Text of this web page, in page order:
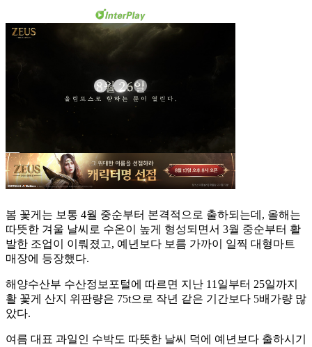
봄 꽃게는 보통 4월 중순부터 본격적으로 출하되는데, 올해는
따뜻한 겨울 날씨로 수온이 높게 형성되면서 3월 중순부터 활
발한 조업이 이뤄졌고, 예년보다 보름 가까이 일찍 대형마트
매장에 등장했다.
해양수산부 수산정보포털에 따르면 지난 11일부터 25일까지
활 꽃게 산지 위판량은 75t으로 작년 같은 기간보다 5배가량 많
았다.
여름 대표 과일인 수박도 따뜻한 날씨 덕에 예년보다 출하시기